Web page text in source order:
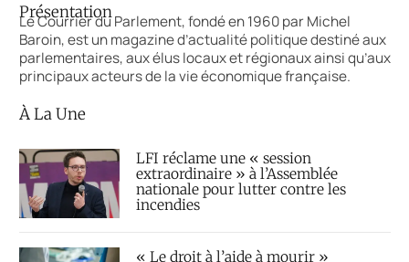
Présentation
Le Courrier du Parlement, fondé en 1960 par Michel
Baroin, est un magazine d’actualité politique destiné aux
parlementaires, aux élus locaux et régionaux ainsi qu’aux
principaux acteurs de la vie économique française.
À La Une
LFI réclame une « session
extraordinaire » à l’Assemblée
nationale pour lutter contre les
incendies
« Le droit à l’aide à mourir »